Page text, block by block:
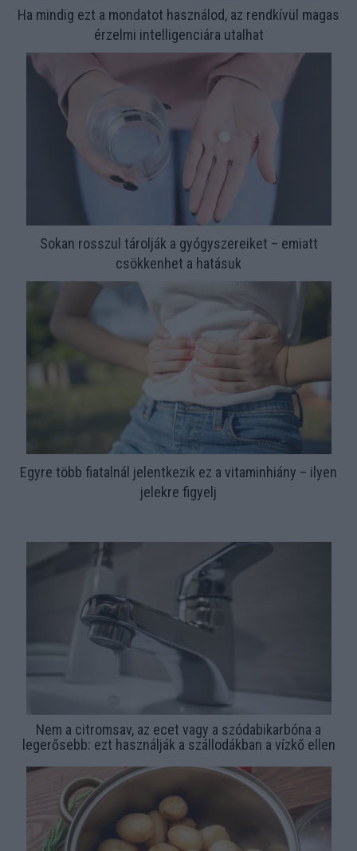
Ha mindig ezt a mondatot használod, az rendkívül magas
érzelmi intelligenciára utalhat
Sokan rosszul tárolják a gyógyszereiket – emiatt
csökkenhet a hatásuk
Egyre több fiatalnál jelentkezik ez a vitaminhiány – ilyen
jelekre figyelj
Nem a citromsav, az ecet vagy a szódabikarbóna a
legerősebb: ezt használják a szállodákban a vízkő ellen